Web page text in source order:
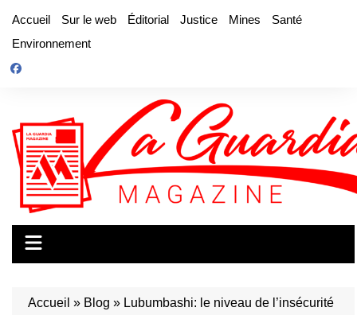
contenu
Accueil Sur le web Éditorial Justice Mines
Santé
Environnement
Accueil » Blog » Lubumbashi: le niveau de l’insécurité